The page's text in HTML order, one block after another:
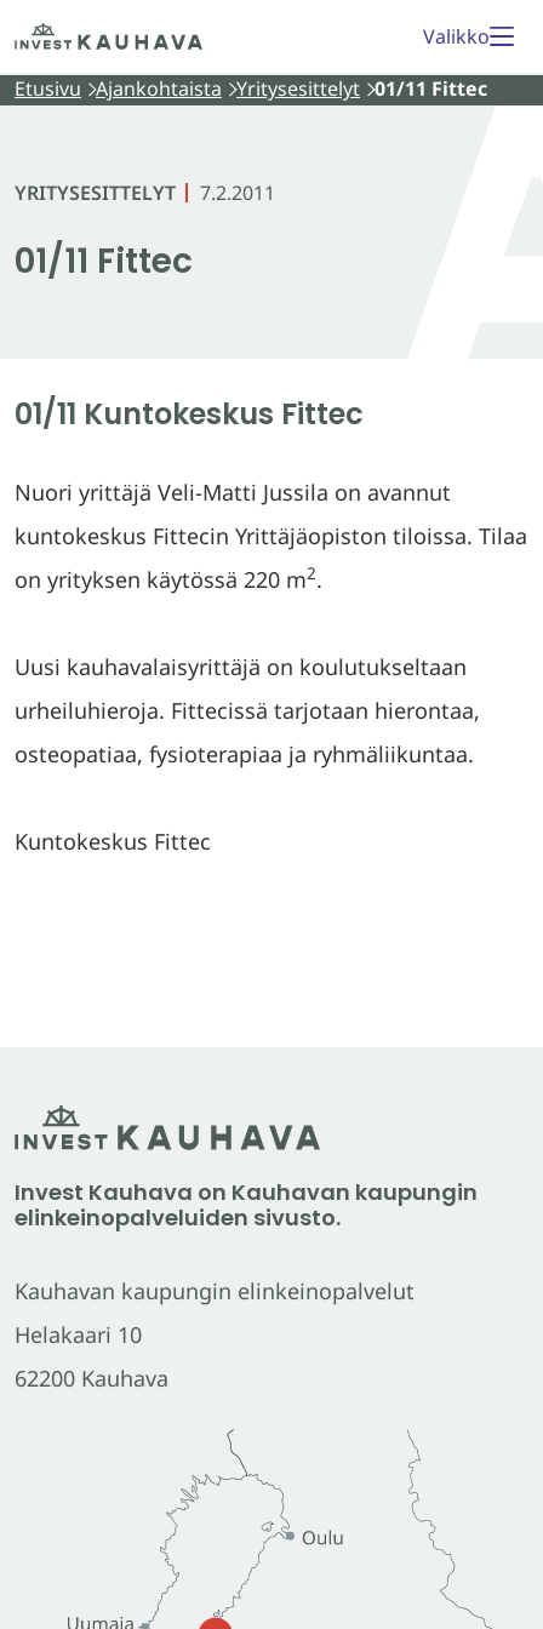
Siirry
Etusivu
Valikko
Etusivu Ajankohtaista Yritysesittelyt 01/11 Fittec
YRITYSESITTELYT 7.2.2011
01/11 Fittec
01/11 Kuntokeskus Fittec
Nuori yrittäjä Veli-Matti Jussila on avannut
kuntokeskus Fittecin Yrittäjäopiston tiloissa. Tilaa
on yrityksen käytössä 220 m2.
Uusi kauhavalaisyrittäjä on koulutukseltaan
urheiluhieroja. Fittecissä tarjotaan hierontaa,
osteopatiaa, fysioterapiaa ja ryhmäliikuntaa.
Kuntokeskus Fittec
Invest Kauhava on Kauhavan kaupungin
elinkeinopalveluiden sivusto.
Kauhavan kaupungin elinkeinopalvelut
Helakaari 10
62200 Kauhava